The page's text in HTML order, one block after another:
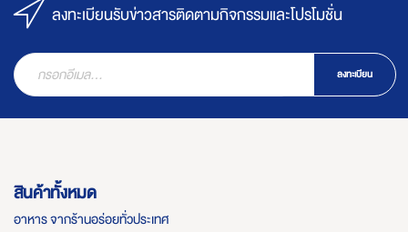
ลงทะเบียนรับข่าวสารติดตามกิจกรรมและโปรโมชั่น
ลงทะเบียน
สินค้าทั้งหมด
อาหาร จากร้านอร่อยทั่วประเทศ